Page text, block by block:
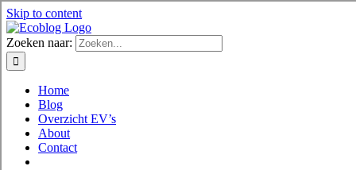
Skip to content
Zoeken naar:
Home
Blog
Overzicht EV’s
About
Contact